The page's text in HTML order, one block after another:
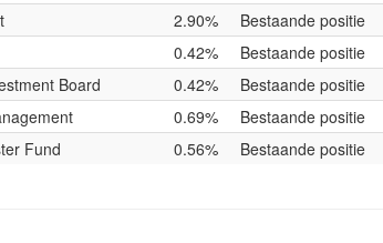
2.90%
Bestaande positie
0.42%
Bestaande positie
Board 0.42%
Bestaande positie
0.69%
Bestaande positie
Fund 0.56% Bestaande positie